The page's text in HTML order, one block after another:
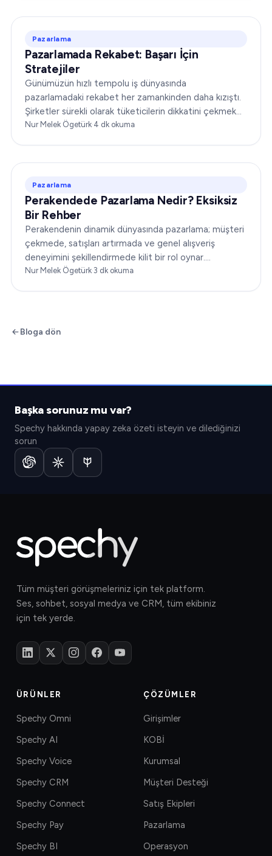
Pazarlama
Pazarlamada Rekabet: Başarı İçin
Stratejiler
Günümüzün hızlı tempolu iş dünyasında
pazarlamadaki rekabet her zamankinden daha kızıştı.
Şirketler sürekli olarak tüketicilerin dikkatini çekmek
için yarışıyor, rakiplerinin önüne geçmeye çalışıyor ve…
Nur Melek Ögetürk·4 dk okuma
Pazarlama
Perakendede Pazarlama Nedir? Eksiksiz
Bir Rehber
Perakendenin dinamik dünyasında pazarlama; müşteri
çekmede, satışları artırmada ve genel alışveriş
deneyimini şekillendirmede kilit bir rol oynar.
"Perakendede pazarlama nedir?" sıkça karşılaşılan bir
Nur Melek Ögetürk·3 dk okuma
Bloga dön
Başka sorunuz mu var?
Spechy hakkında yapay zeka özeti isteyin ve dilediğinizi
sorun
Tüm müşteri görüşmeleriniz için tek platform.
Ses, sohbet, sosyal medya ve CRM, tüm ekibiniz
için tek yerde.
ÜRÜNLER
Spechy Omni
Spechy AI
Spechy Voice
Spechy CRM
Spechy Connect
Spechy Pay
Spechy BI
ÇÖZÜMLER
Girişimler
KOBİ
Kurumsal
Müşteri Desteği
Satış Ekipleri
Pazarlama
Operasyon